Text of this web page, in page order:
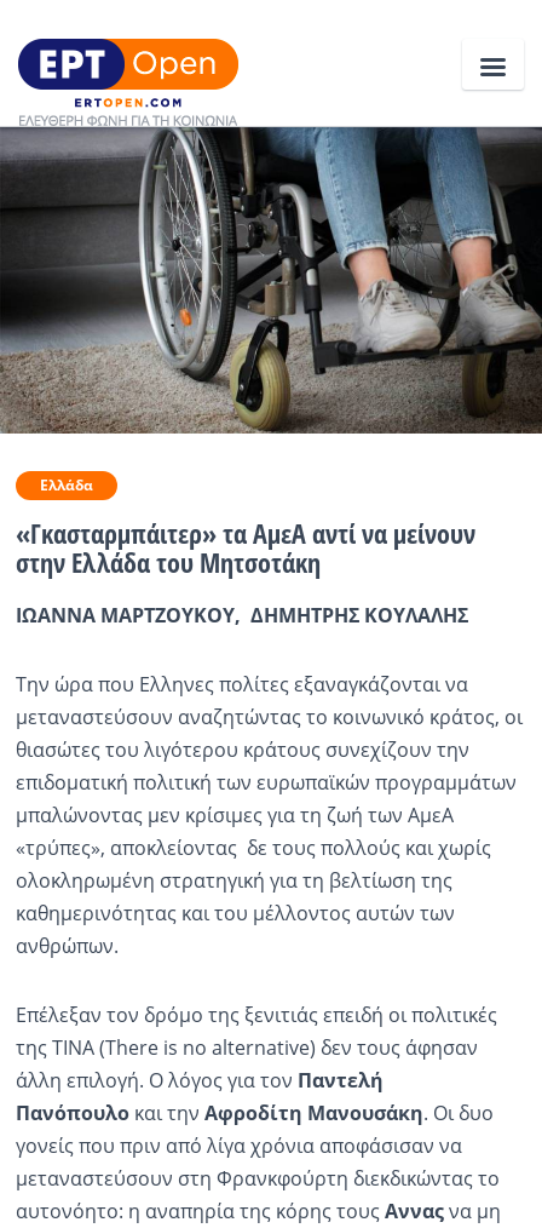
Ελλάδα
Κοινωνία
Πολιτική
Οικονομία
Εκπομπές
Πολιτισμός
Ελλάδα
«Γκασταρμπάιτερ» τα ΑμεΑ αντί να μείνουν
στην Ελλάδα του Μητσοτάκη
ΙΩΑΝΝΑ ΜΑΡΤΖΟΥΚΟΥ, ΔΗΜΗΤΡΗΣ ΚΟΥΛΑΛΗΣ
Την ώρα που Ελληνες πολίτες εξαναγκάζονται να
μεταναστεύσουν αναζητώντας το κοινωνικό κράτος, οι
θιασώτες του λιγότερου κράτους συνεχίζουν την
επιδοματική πολιτική των ευρωπαϊκών προγραμμάτων
μπαλώνοντας μεν κρίσιμες για τη ζωή των ΑμεΑ
«τρύπες», αποκλείοντας δε τους πολλούς και χωρίς
ολοκληρωμένη στρατηγική για τη βελτίωση της
καθημερινότητας και του μέλλοντος αυτών των
ανθρώπων.
Επέλεξαν τον δρόμο της ξενιτιάς επειδή οι πολιτικές
της ΤΙΝΑ (There is no alternative) δεν τους άφησαν
άλλη επιλογή. Ο λόγος για τον Παντελή
Πανόπουλοκαι την Αφροδίτη Μανουσάκη. Οι δυο
γονείς που πριν από λίγα χρόνια αποφάσισαν να
μεταναστεύσουν στη Φρανκφούρτη διεκδικώντας το
αυτονόητο: η αναπηρία της κόρης τους Ανναςνα μη